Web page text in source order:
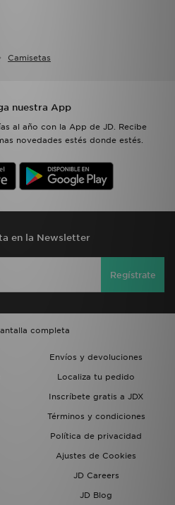
Camisetas
nuestra App
al año con la App de JD. Recibe
novedades estés donde estés.
en la Newsletter
Regístrate
completa
Envíos y devoluciones
Localiza tu pedido
Inscríbete gratis a JDX
Términos y condiciones
Política de privacidad
Ajustes de Cookies
JD Careers
JD Blog